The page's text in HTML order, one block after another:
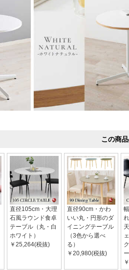
この商
直径105cm・大理
石風ラウンド食卓
テーブル（丸・白
ホワイト）
￥25,264(税抜)
直径90cm・かわ
いい丸・円形のダ
イニングテーブル
（3色から選べ
る）
￥20,980(税抜)
ー